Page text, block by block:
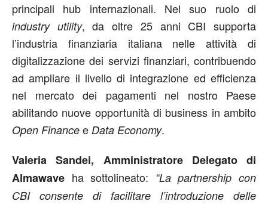
principali hub internazionali. Nel suo ruolo di
industry utility, da oltre 25 anni CBI supporta
l’industria finanziaria italiana nelle attività di
digitalizzazione dei servizi finanziari, contribuendo
ad ampliare il livello di integrazione ed efficienza
nel mercato dei pagamenti nel nostro Paese
abilitando nuove opportunità di business in ambito
Open Finance e Data Economy.
Valeria Sandei, Amministratore Delegato di
Almawave ha sottolineato: “La partnership con
CBI consente di facilitare l’introduzione delle